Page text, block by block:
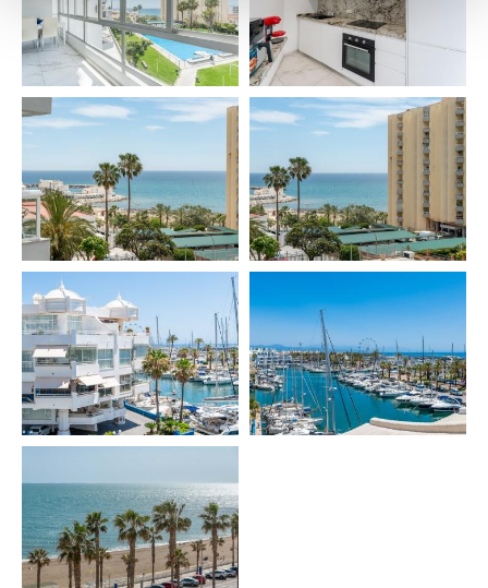
• Toallas 🧼
• Secador 💇
• Hervidor, cafetera, tostadora, batidora ☕🍞
• Plancha + tabla
• Lavadora + tendedero 👕
• Frigorífico
• Aire acondicionado ❄️
• Calefacción 🔥
• Ventilador de techo
• WIFI
• Smart TV (Netflix) 📺
• Cocina equipada 🍳
• Mesa comedor para 4
Extras (coste adicional):
• Cuna (extra) 👶
• Trona (extra)
• Toalla piscina (extra)
🏊 COMPLEJO